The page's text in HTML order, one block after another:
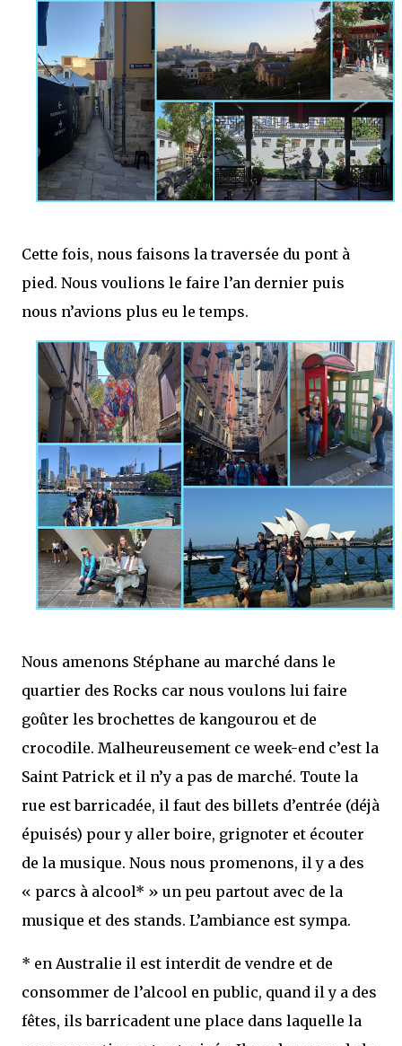
Cette fois, nous faisons la traversée du pont à
pied. Nous voulions le faire l’an dernier puis
nous n’avions plus eu le temps.
Nous amenons Stéphane au marché dans le
quartier des Rocks car nous voulons lui faire
goûter les brochettes de kangourou et de
crocodile. Malheureusement ce week-end c’est la
Saint Patrick et il n’y a pas de marché. Toute la
rue est barricadée, il faut des billets d’entrée (déjà
épuisés) pour y aller boire, grignoter et écouter
de la musique. Nous nous promenons, il y a des
« parcs à alcool* » un peu partout avec de la
musique et des stands. L’ambiance est sympa.
* en Australie il est interdit de vendre et de
consommer de l’alcool en public, quand il y a des
fêtes, ils barricadent une place dans laquelle la